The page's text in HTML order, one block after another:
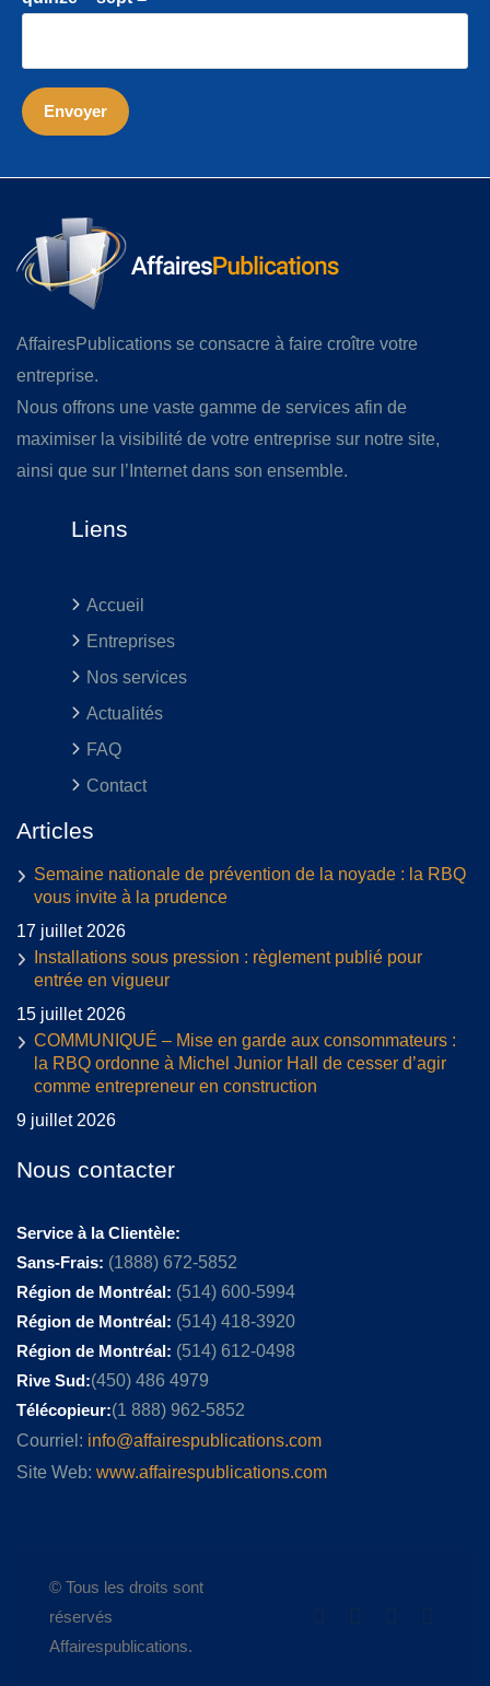
AffairesPublications se consacre à faire croître votre
entreprise.
Nous offrons une vaste gamme de services afin de
maximiser la visibilité de votre entreprise sur notre site,
ainsi que sur l’Internet dans son ensemble.
Liens
Accueil
Entreprises
Nos services
Actualités
FAQ
Contact
Articles
Semaine nationale de prévention de la noyade : la RBQ
vous invite à la prudence
17 juillet 2026
Installations sous pression : règlement publié pour
entrée en vigueur
15 juillet 2026
COMMUNIQUÉ – Mise en garde aux consommateurs :
la RBQ ordonne à Michel Junior Hall de cesser d’agir
comme entrepreneur en construction
9 juillet 2026
Nous contacter
Service à la Clientèle:
Sans-Frais: (1888) 672-5852
Région de Montréal: (514) 600-5994
Région de Montréal: (514) 418-3920
Région de Montréal: (514) 612-0498
Rive Sud:(450) 486 4979
Télécopieur:(1 888) 962-5852
Courriel: info@affairespublications.com
Site Web: www.affairespublications.com
© Tous les droits sont
réservés
Affairespublications.